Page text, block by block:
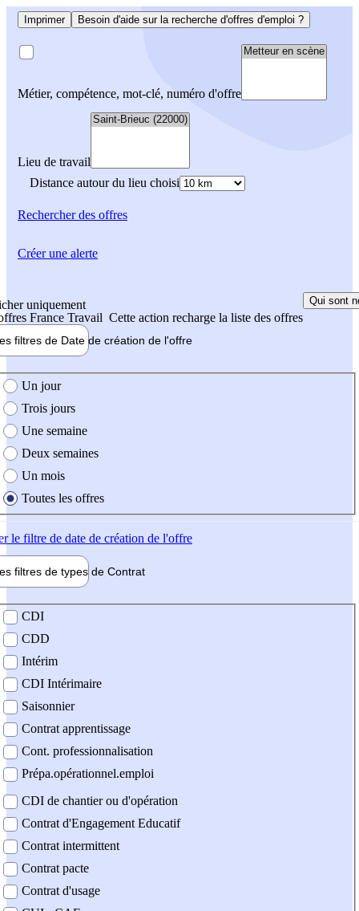
Imprimer Besoin d'aide sur la recherche d'offres d'emploi ?
Métier, compétence, mot-clé, numéro d'offre
Lieu de travail
Distance autour du lieu choisi
Rechercherdes offres
uniquement
France Travail Cette action recharge la liste des offres
Qui sont
filtres de Date de création de l'offre
création de l'offre
Un jour
Trois jours
Une semaine
Deux semaines
Un mois
Toutes les offres
le filtre de date de création de l'offre
filtres de types de Contrat
contrat
CDI
CDD
Intérim
CDI Intérimaire
Saisonnier
Contrat apprentissage
Cont. professionnalisation
Prépa.opérationnel.emploi
CDI de chantier ou d'opération
Contrat d'Engagement Educatif
Contrat intermittent
Contrat pacte
Contrat d'usage
Créer une alerte